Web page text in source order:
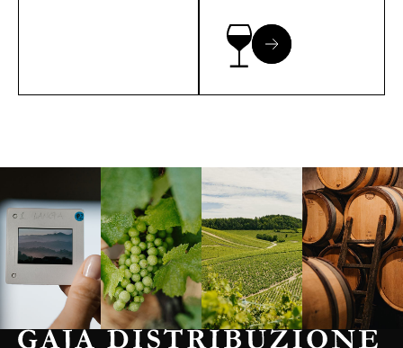
Langa, 1977 Borgogna,
Francia
Borgogna,
Francia
Instagram